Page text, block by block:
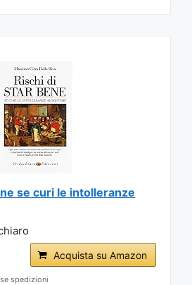
se curi le intolleranze
Acquista su Amazon
spedizioni